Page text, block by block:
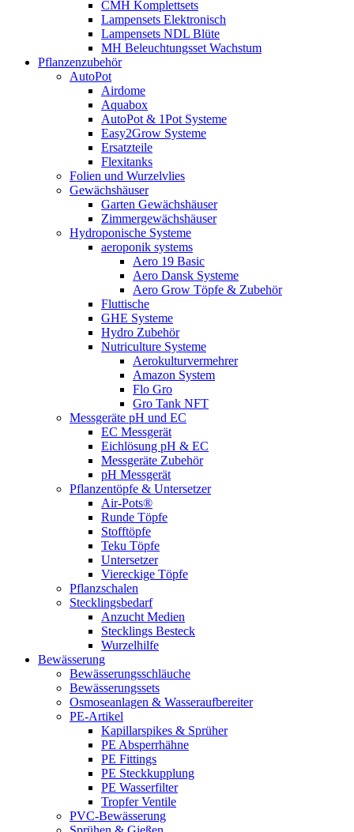
CMH Komplettsets
Lampensets Elektronisch
Lampensets NDL Blüte
MH Beleuchtungsset Wachstum
Pflanzenzubehör
AutoPot
Airdome
Aquabox
AutoPot & 1Pot Systeme
Easy2Grow Systeme
Ersatzteile
Flexitanks
Folien und Wurzelvlies
Gewächshäuser
Garten Gewächshäuser
Zimmergewächshäuser
Hydroponische Systeme
aeroponik systems
Aero 19 Basic
Aero Dansk Systeme
Aero Grow Töpfe & Zubehör
Fluttische
GHE Systeme
Hydro Zubehör
Nutriculture Systeme
Aerokulturvermehrer
Amazon System
Flo Gro
Gro Tank NFT
Messgeräte pH und EC
EC Messgerät
Eichlösung pH & EC
Messgeräte Zubehör
pH Messgerät
Pflanzentöpfe & Untersetzer
Air-Pots®
Runde Töpfe
Stofftöpfe
Teku Töpfe
Untersetzer
Viereckige Töpfe
Pflanzschalen
Stecklingsbedarf
Anzucht Medien
Stecklings Besteck
Wurzelhilfe
Bewässerung
Bewässerungsschläuche
Bewässerungssets
Osmoseanlagen & Wasseraufbereiter
PE-Artikel
Kapillarspikes & Sprüher
PE Absperrhähne
PE Fittings
PE Steckkupplung
PE Wasserfilter
Tropfer Ventile
PVC-Bewässerung